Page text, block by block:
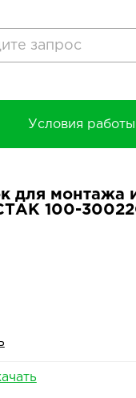
Условия работы
для монтажа
100-